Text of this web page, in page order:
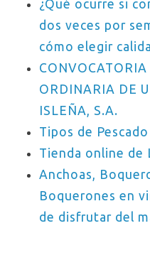
¿Qué ocurre si
dos veces por
cómo elegir
ORDINARIA DE
ISLEÑA, S.A.
Tipos de
Tienda online de
Anchoas,
Boquerones en
de disfrutar del